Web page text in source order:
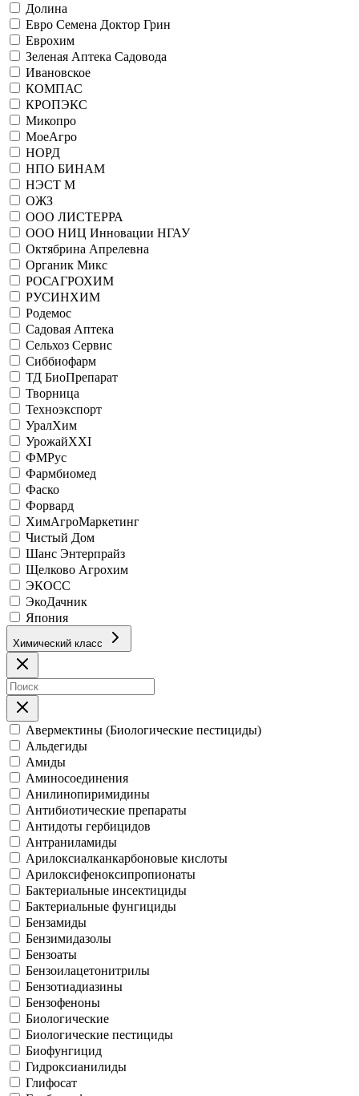
Долина
Евро Семена Доктор Грин
Еврохим
Зеленая Аптека Садовода
Ивановское
КОМПАС
КРОПЭКС
Микопро
МоеАгро
НОРД
НПО БИНАМ
НЭСТ М
ОЖЗ
ООО ЛИСТЕРРА
ООО НИЦ Инновации НГАУ
Октябрина Апрелевна
Органик Микс
РОСАГРОХИМ
РУСИНХИМ
Родемос
Садовая Аптека
Сельхоз Сервис
Сиббиофарм
ТД БиоПрепарат
Творница
Техноэкспорт
УралХим
УрожайХХI
ФМРус
Фармбиомед
Фаско
Форвард
ХимАгроМаркетинг
Чистый Дом
Шанс Энтерпрайз
Щелково Агрохим
ЭКОСС
ЭкоДачник
Япония
Химический класс
Авермектины (Биологические пестициды)
Альдегиды
Амиды
Аминосоединения
Анилинопиримидины
Антибиотические препараты
Антидоты гербицидов
Антраниламиды
Арилоксиалканкарбоновые кислоты
Арилоксифеноксипропионаты
Бактериальные инсектициды
Бактериальные фунгициды
Бензамиды
Бензимидазолы
Бензоаты
Бензоилацетонитрилы
Бензотиадиазины
Бензофеноны
Биологические
Биологические пестициды
Биофунгицид
Гидроксианилиды
Глифосат